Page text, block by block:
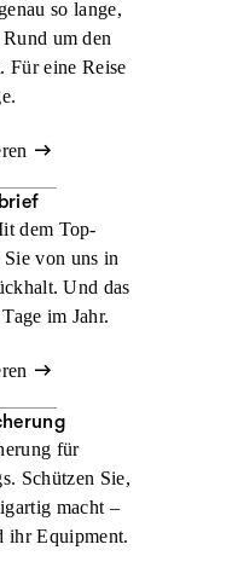
so lange,
um den
Für eine Reise
dem Top-
von uns in
Und das
im Jahr.
für
Schützen Sie,
macht –
ihr Equipment.